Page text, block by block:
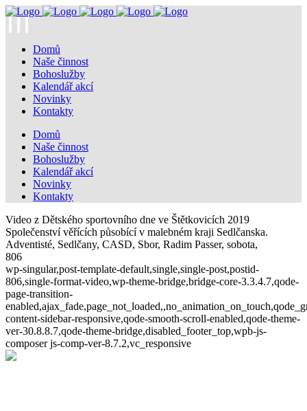
Domů
Naše činnost
Bohoslužby
Kalendář akcí
Novinky
Kontakty
Domů
Naše činnost
Bohoslužby
Kalendář akcí
Novinky
Kontakty
Video z Dětského sportovního dne ve Štětkovicích 2019
Společenství věřících působící v malebném kraji Sedlčanska.
Adventisté, Sedlčany, CASD, Sbor, Radim Passer, sobota,
806
wp-singular,post-template-default,single,single-post,postid-
806,single-format-video,wp-theme-bridge,bridge-core-3.3.4.7,qode-
page-transition-
content-sidebar-responsive,qode-smooth-scroll-enabled,qode-theme-
ver-30.8.8.7,qode-theme-bridge,disabled_footer_top,wpb-js-
composer js-comp-ver-8.7.2,vc_responsive